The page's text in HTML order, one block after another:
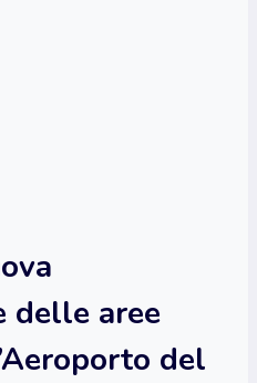
delle aree
del